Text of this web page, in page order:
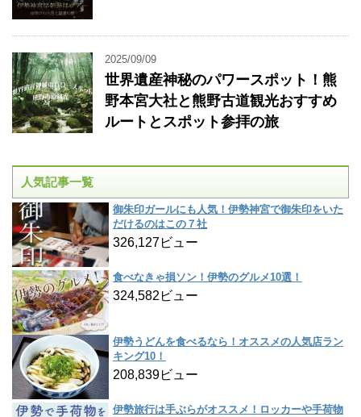
2025/09/09
世界遺産神秘のパワースポット！熊
野本宮大社と熊野古道観光おすすめ
ルートとスポット参拝の旅
人気記事一覧
御朱印ガールにも人気！伊勢神宮で御朱印をいた
だけるのはこの７社
326,127ビュー
食べなきゃ損ソン！伊勢のグルメ10選！
324,582ビュー
伊勢うどんを食べるなら！オススメの人気店ラン
キング10！
208,839ビュー
伊勢旅行は手ぶらがオススメ！ロッカーや手荷物